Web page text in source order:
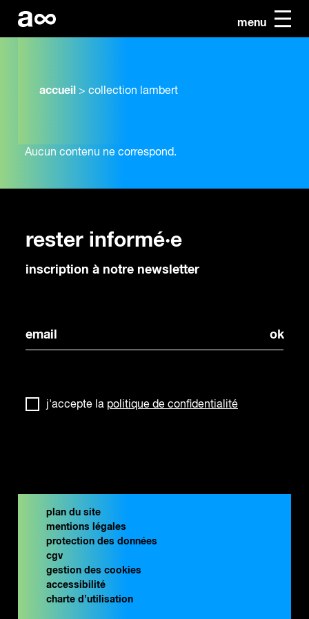
menu
accueil > collection lambert
Aucun contenu ne correspond.
rester informé·e
inscription à notre newsletter
j'accepte la politique de confidentialité
plan du site
mentions légales
protection des données
cgv
gestion des cookies
accessibilité
charte d’utilisation